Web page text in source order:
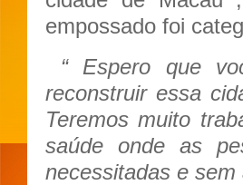
empossado foi
“ Espero que
reconstruir essa
Teremos muito
saúde onde as
necessitadas e sem